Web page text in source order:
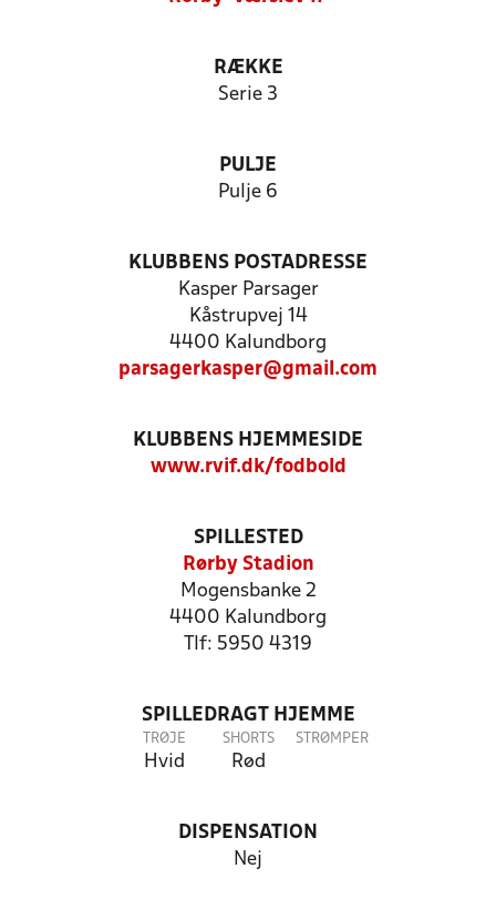
RÆKKE
Serie 3
PULJE
Pulje 6
KLUBBENS POSTADRESSE
Kasper Parsager
Kåstrupvej 14
4400 Kalundborg
parsagerkasper@gmail.com
KLUBBENS HJEMMESIDE
www.rvif.dk/fodbold
SPILLESTED
Rørby Stadion
Mogensbanke 2
4400 Kalundborg
Tlf: 5950 4319
SPILLEDRAGT HJEMME
TRØJE
Hvid
SHORTS
Rød
STRØMPER
DISPENSATION
Nej